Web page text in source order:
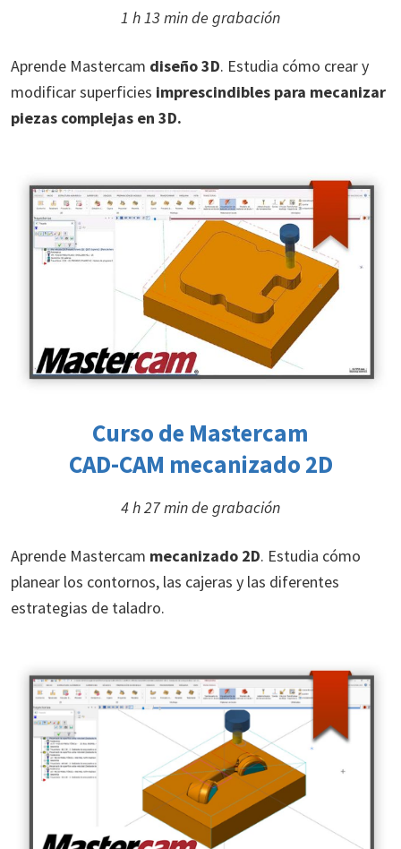
1 h 13 min de grabación
Aprende Mastercam diseño 3D. Estudia cómo crear y
modificar superficies imprescindibles para mecanizar
piezas complejas en 3D.
Curso de Mastercam
CAD-CAM mecanizado 2D
4 h 27 min de grabación
Aprende Mastercam mecanizado 2D. Estudia cómo
planear los contornos, las cajeras y las diferentes
estrategias de taladro.